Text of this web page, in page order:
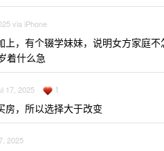
via iPhone
上，有个辍学妹妹，说明女方家庭
着什么急
17, 2025 1
房，所以选择大于改变
2025